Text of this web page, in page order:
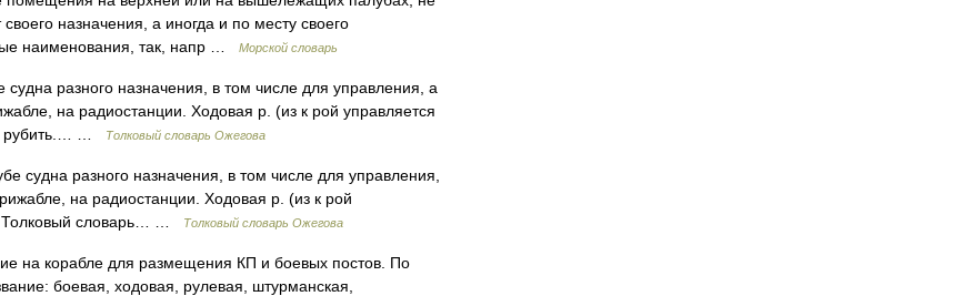
назначения, а иногда и по месту своего
наименования, так, напр …
Морской словарь
разного назначения, в том числе для управления, а
на радиостанции. Ходовая р. (из к рой управляется
рубить.… …
Толковый словарь Ожегова
судна разного назначения, в том числе для управления,
на радиостанции. Ходовая р. (из к рой
Толковый словарь… …
Толковый словарь Ожегова
на корабле для размещения КП и боевых постов. По
боевая, ходовая, рулевая, штурманская,